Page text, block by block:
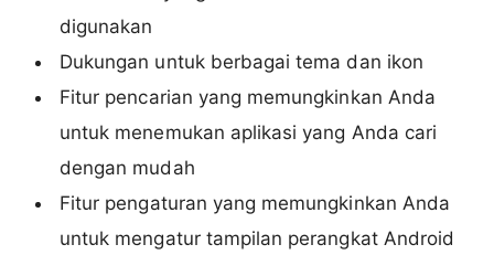
digunakan
Dukungan untuk berbagai tema dan ikon
Fitur pencarian yang memungkinkan Anda
untuk menemukan aplikasi yang Anda cari
dengan mudah
Fitur pengaturan yang memungkinkan Anda
untuk mengatur tampilan perangkat Android